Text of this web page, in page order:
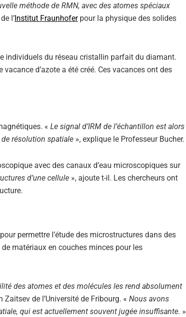
méthode de RMN, avec des atomes spéciaux
l’ Institut Fraunhoferpour la physique des solides
individuels du réseau cristallin parfait du diamant.
d’azote a été créé. Ces vacances ont des
« Le signal d’IRM de l’échantillon est alors
résolution spatiale », explique le Professeur Bucher.
avec des canaux d’eau microscopiques sur
d’une cellule », ajoute t-il. Les chercheurs ont
permettre l’étude des microstructures dans des
matériaux en couches minces pour les
des atomes et des molécules les rend absolument
Zaitsev de l’Université de Fribourg. « Nous avons
qui est actuellement souvent jugée insuffisante. »